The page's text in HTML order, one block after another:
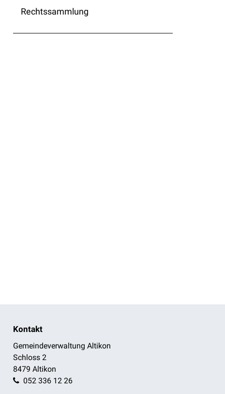
Rechtssammlung
Footer
Kontakt
Gemeindeverwaltung Altikon
Schloss 2
8479 Altikon
052 336 12 26